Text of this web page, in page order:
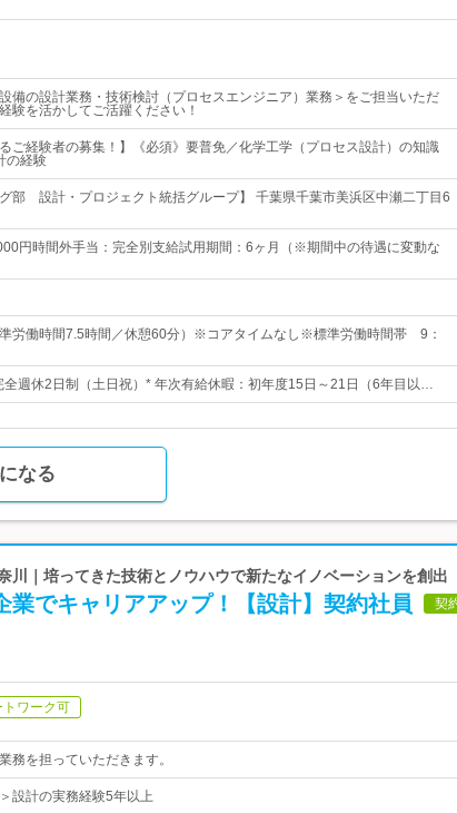
備の設計業務・技術検討（プロセスエンジニア）業務＞をご担当いただ
を活かしてご活躍ください！
ご経験者の募集！】《必須》要普免／化学工学（プロセス設計）の知識
の経験
部 設計・プロジェクト統括グループ】 千葉県千葉市美浜区中瀬二丁目6
円時間外手当：完全別支給試用期間：6ヶ月（※期間中の待遇に変動な
労働時間7.5時間／休憩60分）※コアタイムなし※標準労働時間帯 9：
週休2日制（土日祝）* 年次有給休暇：初年度15日～21日（6年目以…
なる
川｜培ってきた技術とノウハウで新たなイノベーションを創出
業でキャリアアップ！【設計】契約社員 契
トワーク可
務を担っていただきます。
設計の実務経験5年以上